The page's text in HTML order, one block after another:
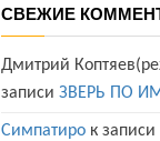
СВЕЖИЕ
Дмитрий
записи ЗВЕРЬ ПО
Симпатирок записи